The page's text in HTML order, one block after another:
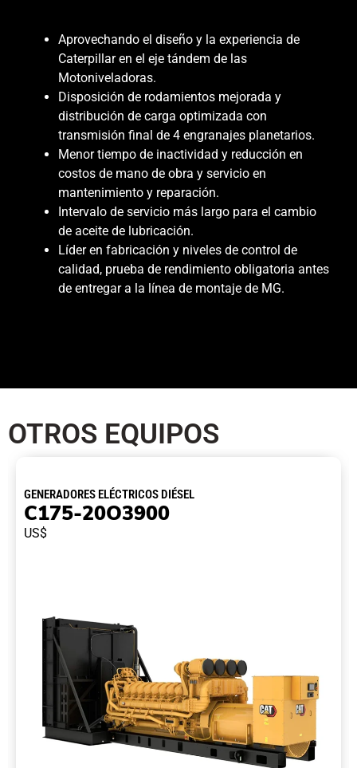
Aprovechando el diseño y la experiencia de
Caterpillar en el eje tándem de las
Motoniveladoras.
Disposición de rodamientos mejorada y
distribución de carga optimizada con
transmisión final de 4 engranajes planetarios.
Menor tiempo de inactividad y reducción en
costos de mano de obra y servicio en
mantenimiento y reparación.
Intervalo de servicio más largo para el cambio
de aceite de lubricación.
Líder en fabricación y niveles de control de
calidad, prueba de rendimiento obligatoria antes
de entregar a la línea de montaje de MG.
OTROS EQUIPOS
GENERADORES ELÉCTRICOS DIÉSEL
C175-20O3900
US$